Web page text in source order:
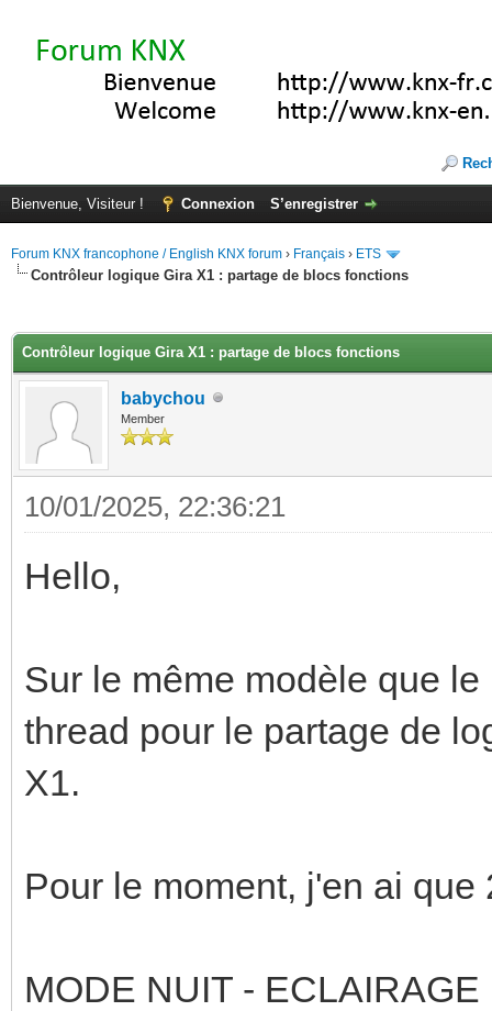
Bienvenue, Visiteur ! Connexion S’enregistrer
Forum KNX francophone / English KNX forum › Français › ETS
Contrôleur logique Gira X1 : partage de blocs fonctions
Contrôleur logique Gira X1 : partage de blocs fonctions
babychou
Member
10/01/2025, 22:36:21
Hello,
Sur le même modèle que
thread pour le partage de
X1.
Pour le moment, j'en ai
MODE NUIT - ECLAIRAGE